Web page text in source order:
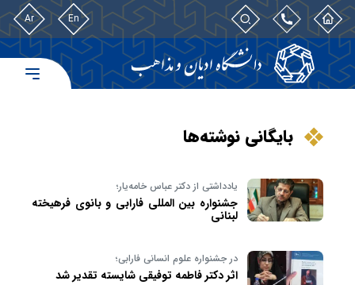
En
Ar
بایگانی نوشته‌ها
یادداشتی از دکتر عباس‌ خامه‌‌یار؛
جشنواره بین المللی فارابی و بانوی فرهیخته
لبنانی
در جشنواره علوم انسانی فارابی؛
اثر دکتر فاطمه توفیقی شایسته تقدیر شد